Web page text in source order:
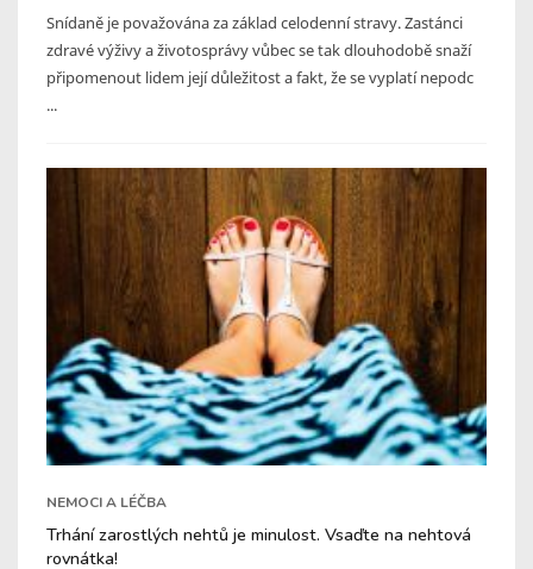
Snídaně je považována za základ celodenní stravy. Zastánci
zdravé výživy a životosprávy vůbec se tak dlouhodobě snaží
připomenout lidem její důležitost a fakt, že se vyplatí nepodc
...
NEMOCI A LÉČBA
Trhání zarostlých nehtů je minulost. Vsaďte na nehtová
rovnátka!